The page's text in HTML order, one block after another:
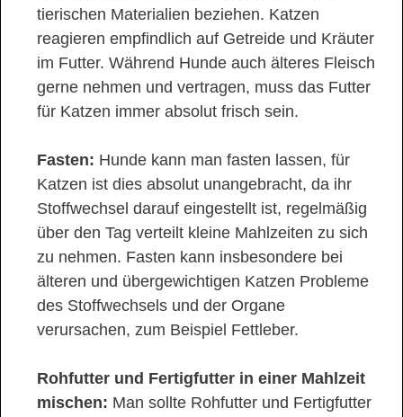
tierischen Materialien beziehen. Katzen
reagieren empfindlich auf Getreide und Kräuter
im Futter. Während Hunde auch älteres Fleisch
gerne nehmen und vertragen, muss das Futter
für Katzen immer absolut frisch sein.
Fasten: Hunde kann man fasten lassen, für
Katzen ist dies absolut unangebracht, da ihr
Stoffwechsel darauf eingestellt ist, regelmäßig
über den Tag verteilt kleine Mahlzeiten zu sich
zu nehmen. Fasten kann insbesondere bei
älteren und übergewichtigen Katzen Probleme
des Stoffwechsels und der Organe
verursachen, zum Beispiel Fettleber.
Rohfutter und Fertigfutter in einer Mahlzeit
mischen: Man sollte Rohfutter und Fertigfutter